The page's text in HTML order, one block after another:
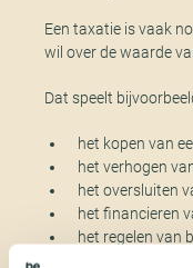
Een taxatie is vaak
wil over de waarde
Dat speelt
het kopen van
het verhogen
het oversluiten
het financieren
het regelen van